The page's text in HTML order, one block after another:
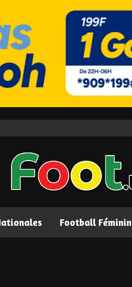
Football Féminin